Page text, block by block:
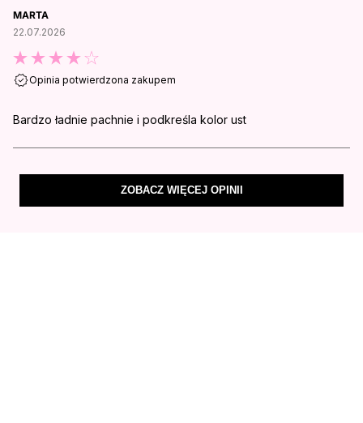
MARTA
22.07.2026
Opinia potwierdzona zakupem
Bardzo ładnie pachnie i podkreśla kolor ust
ZOBACZ WIĘCEJ OPINII